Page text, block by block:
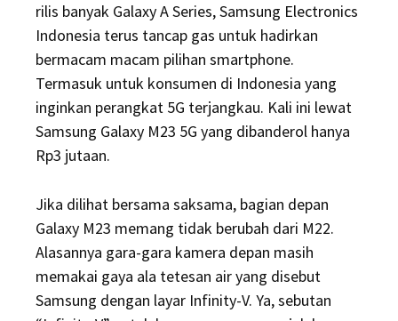
rilis banyak Galaxy A Series, Samsung Electronics
Indonesia terus tancap gas untuk hadirkan
bermacam macam pilihan smartphone.
Termasuk untuk konsumen di Indonesia yang
inginkan perangkat 5G terjangkau. Kali ini lewat
Samsung Galaxy M23 5G yang dibanderol hanya
Rp3 jutaan.
Jika dilihat bersama saksama, bagian depan
Galaxy M23 memang tidak berubah dari M22.
Alasannya gara-gara kamera depan masih
memakai gaya ala tetesan air yang disebut
Samsung dengan layar Infinity-V. Ya, sebutan